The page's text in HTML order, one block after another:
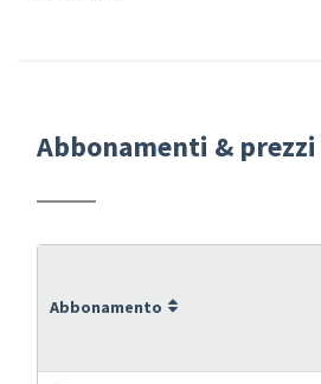
Abbonamenti & prezzi
Abbonamento